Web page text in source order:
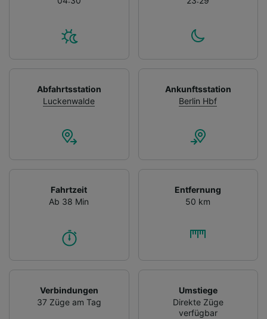
Abfahrtsstation
Luckenwalde
Ankunftsstation
Berlin Hbf
Fahrtzeit
Ab 38 Min
Entfernung
50 km
Verbindungen
37 Züge am Tag
Umstiege
Direkte Züge
verfügbar